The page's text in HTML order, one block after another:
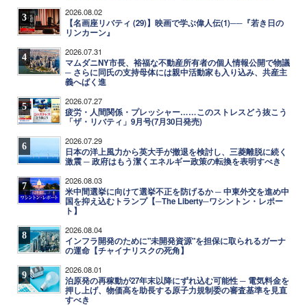
3 2026.08.02
【名画座リバティ (29)】映画で学ぶ偉人伝(1)──『若き日の
リンカーン』
4 2026.07.31
マムダニNY市長、裕福な不動産所有者の個人情報公開で物議
─ さらに同氏の支持母体には親中活動家も入り込み、共産主
義へばく進
5 2026.07.27
疲労・人間関係・プレッシャー……このストレスどう抜こう
「ザ・リバティ」9月号(7月30日発売)
6 2026.07.29
日本の洋上風力から英大手が撤退を検討し、三菱離脱に続く
激震 ─ 政府はもう潔くエネルギー政策の転換を表明すべき
7 2026.08.03
米中間選挙に向けて選挙不正を防げるか ─ 中東外交を進め中
国を抑え込むトランプ【─The Liberty─ワシントン・レポー
ト】
8 2026.08.04
インフラ開発のために"未開発資源"を担保に取られるガーナ
の運命【チャイナリスクの死角】
9 2026.08.01
泊原発の再稼動が27年末以降にずれ込む可能性 ─ 電気料金を
押し上げ、物価高を助長する原子力規制委の審査基準を見直
すべき